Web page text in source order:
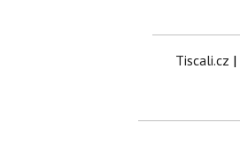
Tiscali.cz |